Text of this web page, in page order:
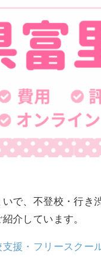
で、不登校・行き
介しています。
援・フリースクー